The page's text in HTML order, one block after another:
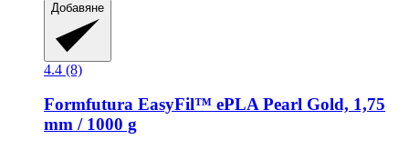
Добавяне
4.4 (8)
Formfutura EasyFil™ ePLA Pearl Gold, 1,75
mm / 1000 g